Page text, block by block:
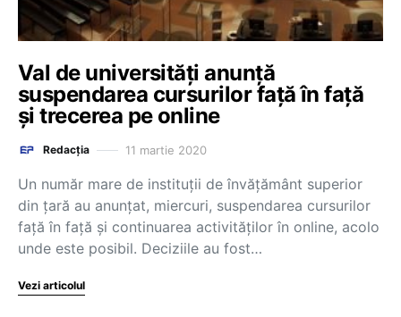
Val de universități anunță
suspendarea cursurilor față în față
și trecerea pe online
Redacția 11 martie 2020
Un număr mare de instituții de învățământ superior
din țară au anunțat, miercuri, suspendarea cursurilor
față în față și continuarea activităților în online, acolo
unde este posibil. Deciziile au fost…
Vezi articolul